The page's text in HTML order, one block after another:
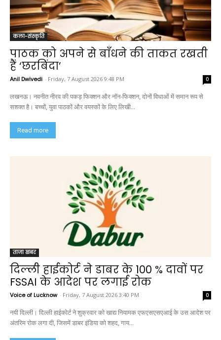
कला-संस्कृति
पाठक को अपने से बाँधने की ताकत रखती
हैं ‘छरबिंदा’
Anil Dwivedi - Friday, 7 August 2026 9:48 PM 0
लखनऊ। नवनीत नीरव की पकड़ फिक्शन और नॉन-फिक्शन, दोनों विधाओं में समान रूप से
सशक्त है। बच्चों, युवा पाठकों और वयस्कों के लिए लिखी...
Read more
ताजा खबर
दिल्ली हाईकोर्ट ने डाबर के 100 % दावों पर
FSSAI के आदेश पर लगाई रोक
Voice of Lucknow - Friday, 7 August 2026 3:40 PM 0
नयी दिल्ली। दिल्ली हाईकोर्ट ने शुक्रवार को खाद्य नियामक एफएसएसएआई के उस आदेश पर
अंतरिम रोक लगा दी, जिसमें डाबर इंडिया को शहद, गाय...